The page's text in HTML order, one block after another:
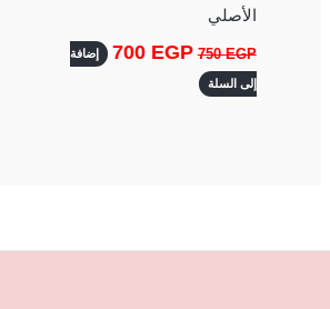
الأصلي
750EGP
700 EGP إضافة
إلى السلة